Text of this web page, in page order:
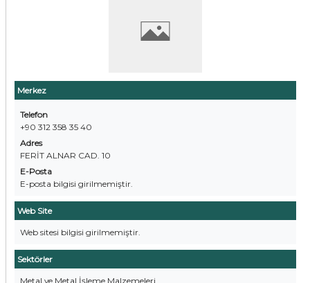
Merkez
Telefon
+90 312 358 35 40
Adres
FERİT ALNAR CAD. 10
E-Posta
E-posta bilgisi girilmemiştir.
Web Site
Web sitesi bilgisi girilmemiştir.
Sektörler
Metal ve Metal İşleme Malzemeleri